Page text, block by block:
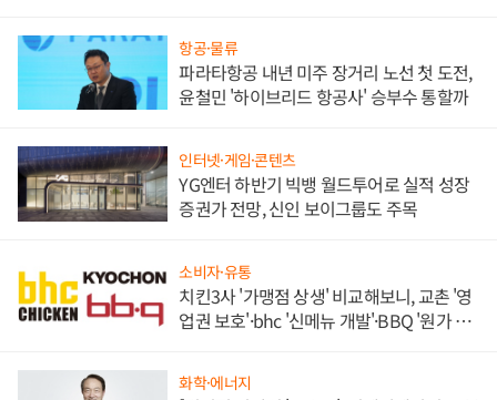
항공·물류
파라타항공 내년 미주 장거리 노선 첫 도전,
윤철민 '하이브리드 항공사' 승부수 통할까
인터넷·게임·콘텐츠
YG엔터 하반기 빅뱅 월드투어로 실적 성장
증권가 전망, 신인 보이그룹도 주목
소비자·유통
치킨3사 '가맹점 상생' 비교해보니, 교촌 '영
업권 보호'·bhc '신메뉴 개발'·BBQ '원가 부
화학·에너지